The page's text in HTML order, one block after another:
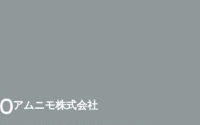
アムニモ株式会社